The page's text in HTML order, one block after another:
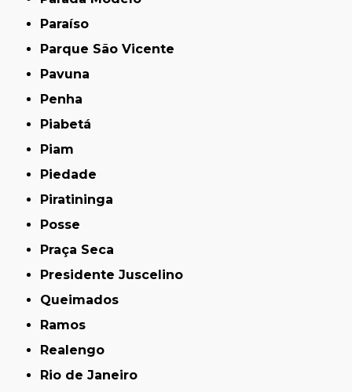
Paraíso
Parque São Vicente
Pavuna
Penha
Piabetá
Piam
Piedade
Piratininga
Posse
Praça Seca
Presidente Juscelino
Queimados
Ramos
Realengo
Rio de Janeiro